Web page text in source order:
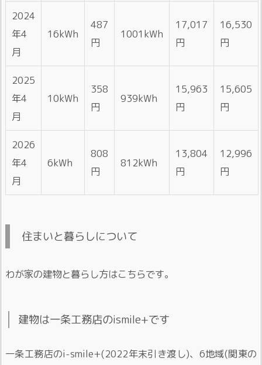
2024
年4
月
16kWh
487
円
1001kWh
17,017
円
16,530
円
2025
年4
月
10kWh
358
円
939kWh
15,963
円
15,605
円
2026
年4
月
6kWh
808
円
812kWh
13,804
円
12,996
円
住まいと暮らしについて
わが家の建物と暮らし方はこちらです。
建物は一条工務店のismile+です
一条工務店のi-smile+(2022年末引き渡し)、6地域(関東の